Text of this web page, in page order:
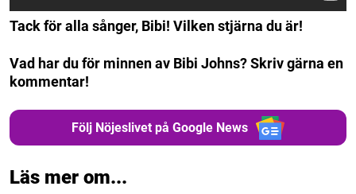
Tack för alla sånger, Bibi! Vilken stjärna du är!
Vad har du för minnen av Bibi Johns? Skriv gärna en
kommentar!
Följ Nöjeslivet på Google News
Läs mer om...